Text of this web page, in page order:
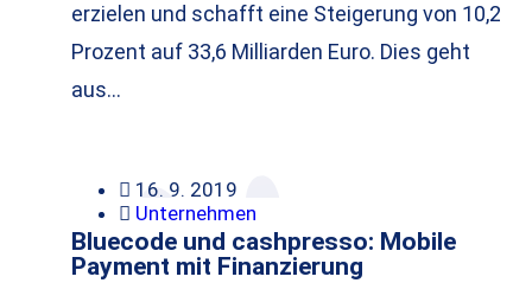
erzielen und schafft eine Steigerung von 10,2
Prozent auf 33,6 Milliarden Euro. Dies geht
aus…
16. 9. 2019
Unternehmen
Bluecode und cashpresso: Mobile
Payment mit Finanzierung